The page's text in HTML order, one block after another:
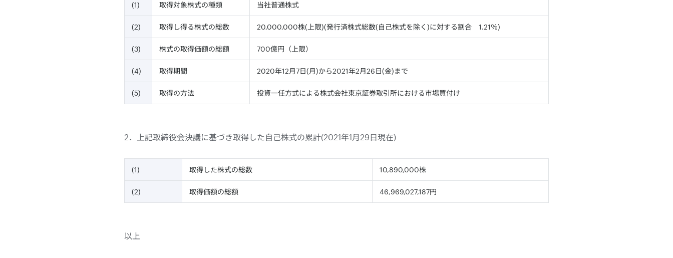
(1) 取得対象株式の種類 当社普通株式
(2) 取得し得る株式の総数 20,000,000株(上限)(発行済株式総数(自己株式を除く)に対する割合 1.21％)
(3) 株式の取得価額の総額 700億円（上限）
(4) 取得期間 2020年12月7日(月)から2021年2月26日(金)まで
(5) 取得の方法 投資一任方式による株式会社東京証券取引所における市場買付け
2．上記取締役会決議に基づき取得した自己株式の累計(2021年1月29日現在)
(1) 取得した株式の総数 10,890,000株
(2) 取得価額の総額 46,969,027,187円
以上